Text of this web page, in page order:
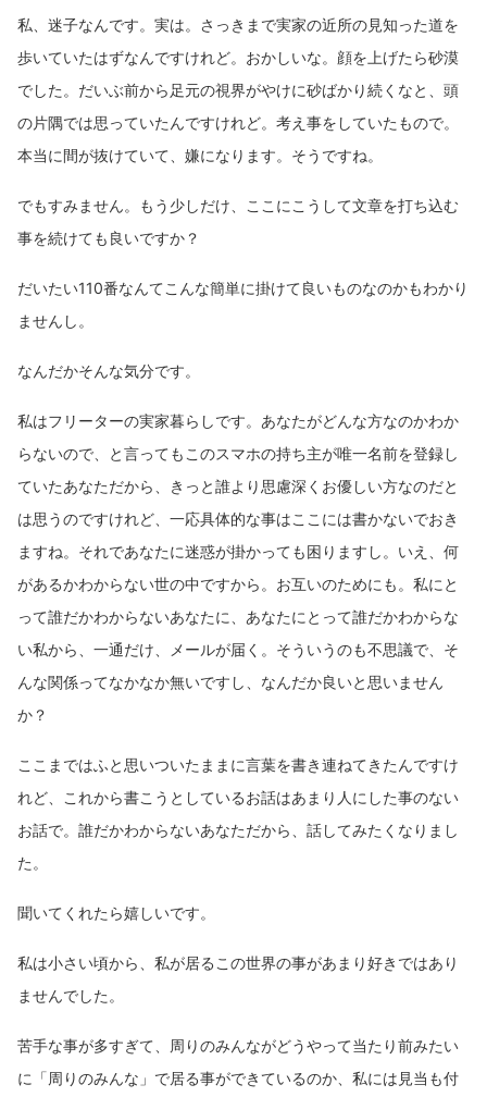
私、迷子なんです。実は。さっきまで実家の近所の見知った道を
歩いていたはずなんですけれど。おかしいな。顔を上げたら砂漠
でした。だいぶ前から足元の視界がやけに砂ばかり続くなと、頭
の片隅では思っていたんですけれど。考え事をしていたもので。
本当に間が抜けていて、嫌になります。そうですね。
でもすみません。もう少しだけ、ここにこうして文章を打ち込む
事を続けても良いですか？
だいたい110番なんてこんな簡単に掛けて良いものなのかもわかり
ませんし。
なんだかそんな気分です。
私はフリーターの実家暮らしです。あなたがどんな方なのかわか
らないので、と言ってもこのスマホの持ち主が唯一名前を登録し
ていたあなただから、きっと誰より思慮深くお優しい方なのだと
は思うのですけれど、一応具体的な事はここには書かないでおき
ますね。それであなたに迷惑が掛かっても困りますし。いえ、何
があるかわからない世の中ですから。お互いのためにも。私にと
って誰だかわからないあなたに、あなたにとって誰だかわからな
い私から、一通だけ、メールが届く。そういうのも不思議で、そ
んな関係ってなかなか無いですし、なんだか良いと思いません
か？
ここまではふと思いついたままに言葉を書き連ねてきたんですけ
れど、これから書こうとしているお話はあまり人にした事のない
お話で。誰だかわからないあなただから、話してみたくなりまし
た。
聞いてくれたら嬉しいです。
私は小さい頃から、私が居るこの世界の事があまり好きではあり
ませんでした。
苦手な事が多すぎて、周りのみんながどうやって当たり前みたい
に「周りのみんな」で居る事ができているのか、私には見当も付